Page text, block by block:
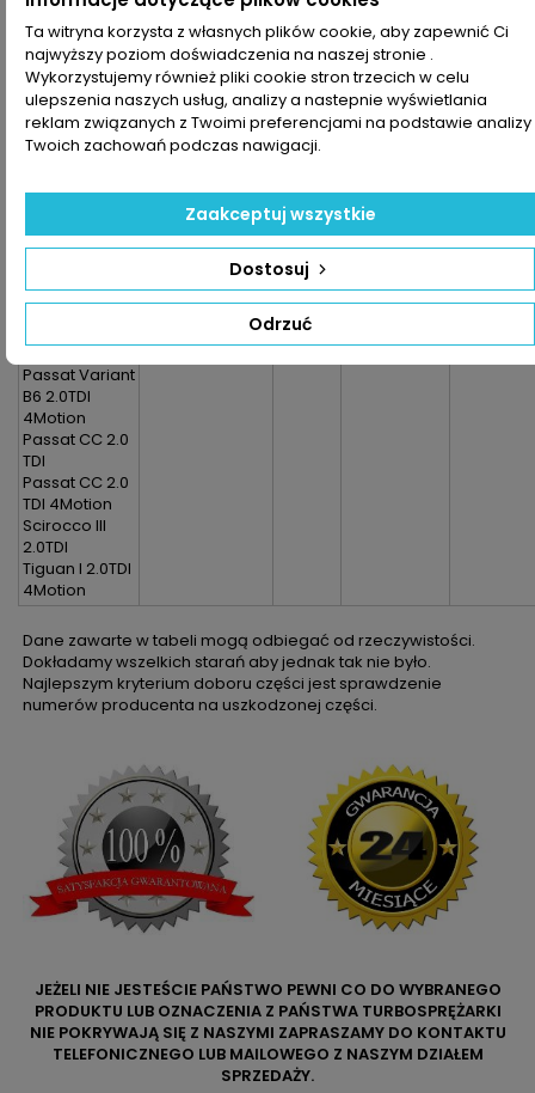
Superb
Combi II 2.0
TDI 4x4
Yeti I 2.0 TDI
4x4
VOLKSWAGEN
:
Passat B6
Passat B6
2.0TDI 4Motion
B6 2.0TDI
Passat Variant
B6 2.0TDI
4Motion
Passat CC 2.0
TDI
Passat CC 2.0
TDI 4Motion
Scirocco III
2.0TDI
Tiguan I 2.0TDI
4Motion
Dane zawarte w tabeli mogą odbiegać od rzeczywistości.
Dokładamy wszelkich starań aby jednak tak nie było.
Najlepszym kryterium doboru części jest sprawdzenie
numerów producenta na uszkodzonej części.
JEŻELI NIE JESTEŚCIE PAŃSTWO PEWNI CO DO WYBRANEGO
PRODUKTU LUB OZNACZENIA Z PAŃSTWA TURBOSPRĘŻARKI
NIE POKRYWAJĄ SIĘ Z NASZYMI ZAPRASZAMY DO KONTAKTU
TELEFONICZNEGO LUB MAILOWEGO Z NASZYM DZIAŁEM
SPRZEDAŻY.
Ta witryna korzysta z własnych plików cookie, aby zapewnić Ci
najwyższy poziom doświadczenia na naszej stronie .
Wykorzystujemy również pliki cookie stron trzecich w celu
ulepszenia naszych usług, analizy a nastepnie wyświetlania
reklam związanych z Twoimi preferencjami na podstawie analizy
Twoich zachowań podczas nawigacji.
Odrzuć
Dostosuj
Zaakceptuj wszystkie